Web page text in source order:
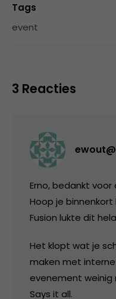
Tags
event
3 Reacties
Erno, bedankt
Hoop je
Fusion lukte dit
Het klopt wat je
maken met
evenement weinig
Says it all.